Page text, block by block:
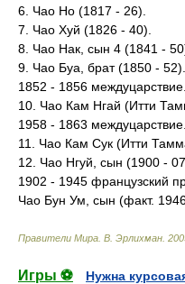
6. Чао Но (1817 - 26).
7. Чао Хуй (1826 - 40).
8. Чао Нак, сын 4 (1841 -
9. Чао Буа, брат (1850 - 52).
1852 - 1856 междуцарствие.
10. Чао Кам Нгай (Итти
1958 - 1863 междуцарствие.
11. Чао Кам Сук (Итти
12. Чао Нгуй, сын (1900 -
1902 - 1945 французский
Чао Бун Ум, сын (факт.
Правители Мира В. Эрлихман
Игры ⚽
Нужна